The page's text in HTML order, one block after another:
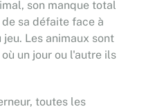
son manque total
sa défaite face à
Les animaux sont
un jour ou l'autre ils
toutes les